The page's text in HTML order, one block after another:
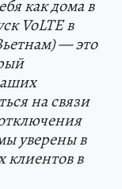
как дома в
VoLTEв
— это
на связи
уверены в
клиентов в